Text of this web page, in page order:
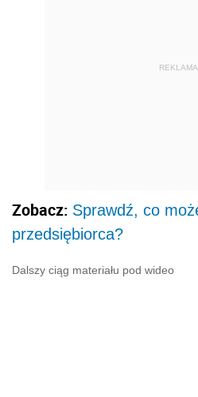
REKLAMA
Zobacz: Sprawdź, co
przedsiębiorca?
Dalszy ciąg materiału pod wideo